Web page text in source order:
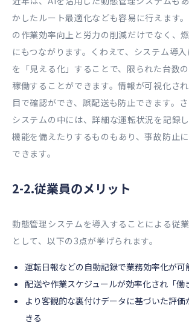
かしたルート最適化なども容易に行えます
の作業効率向上と労力の削減だけでなく、
にもつながります。くわえて、システム導
を「見える化」することで、限られた台数
稼働することができます。情報が可視化さ
目で確認ができ、誤配送も防止できます。
システムの中には、詳細な運転状況を記録
機能を備えたりするものもあり、事故防止
できます。
2-2.従業員のメリット
動態管理システムを導入することによる従
として、以下の3点が挙げられます。
運転日報などの自動記録で業務効率化が可
配送や作業スケジュールが効率化され「働
より客観的な裏付けデータに基づいた評価
きる